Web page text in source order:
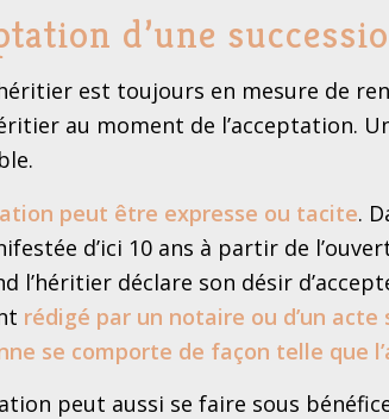
d’une
est toujours en mesure de
au moment de l’acceptation.
peut être expresse ou tacite.
d’ici 10 ans à partir de
l’héritier déclare son désir
rédigé par un notaire ou d’un acte
se comporte de façon telle que
peut aussi se faire sous